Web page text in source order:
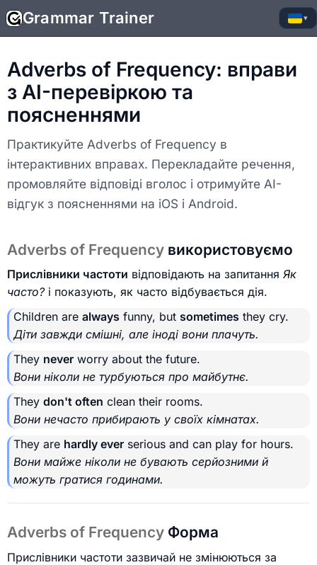
Grammar Trainer ▾
Adverbs of Frequency: вправи
з AI-перевіркою та
поясненнями
Практикуйте Adverbs of Frequency в
інтерактивних вправах. Перекладайте речення,
промовляйте відповіді вголос і отримуйте AI-
відгук з поясненнями на iOS і Android.
Adverbs of Frequency використовуємо
Прислівники частоти відповідають на запитання Як
часто?і показують, як часто відбувається дія.
Children are always funny, but sometimes they cry.
Діти завжди смішні, але іноді вони плачуть.
They never worry about the future.
Вони ніколи не турбуються про майбутнє.
They don't often clean their rooms.
Вони нечасто прибирають у своїх кімнатах.
They are hardly ever serious and can play for hours.
Вони майже ніколи не бувають серйозними й
можуть гратися годинами.
Adverbs of Frequency Форма
Прислівники частоти зазвичай не змінюються за